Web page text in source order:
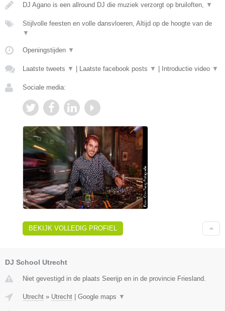
DJ Agano is een allround DJ die muziek verzorgt op bruiloften, ▼
Stijlvolle feesten en volle dansvloeren, Altijd op de hoogte van de
▼
Openingstijden ▼
Laatste tweets ▼ | Laatste facebook posts ▼ | Introductie video ▼
Sociale media:
BEKIJK VOLLEDIG PROFIEL
DJ School Utrecht
Niet gevestigd in de plaats Seerijp en in de provincie Friesland.
Utrecht » Utrecht Google maps ▼